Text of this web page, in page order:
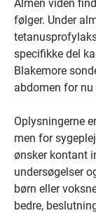
Almen viden
følger. Under
specifikke del
Blakemore
abdomen for
Oplysningerne
men for
ønsker kontant
undersøgelser
børn eller
bedre,